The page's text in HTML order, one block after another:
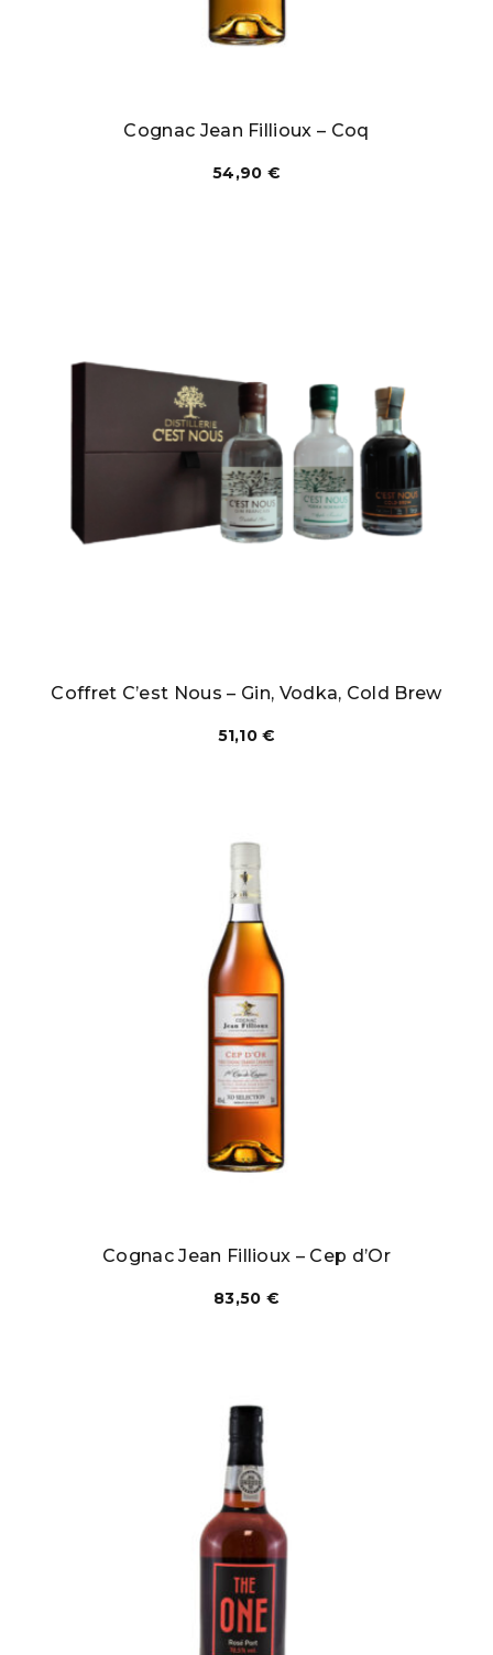
Cognac Jean Fillioux – Coq
54,90 €
Coffret C’est Nous – Gin, Vodka, Cold Brew
51,10€
Cognac Jean Fillioux – Cep d’Or
83,50 €